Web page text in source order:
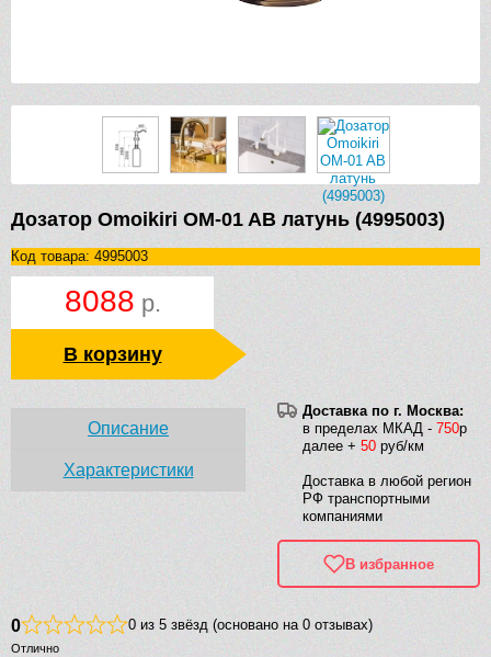
Дозатор Omoikiri OM-01 AB латунь (4995003)
Код товара: 4995003
8088 р.
В корзину
Доставка по г. Москва:
в пределах МКАД - 750р
далее + 50 руб/км
Доставка в любой регион
РФ транспортными
компаниями
В избранное
Описание
Характеристики
0 0 из 5 звёзд (основано на 0 отзывах)
Отлично